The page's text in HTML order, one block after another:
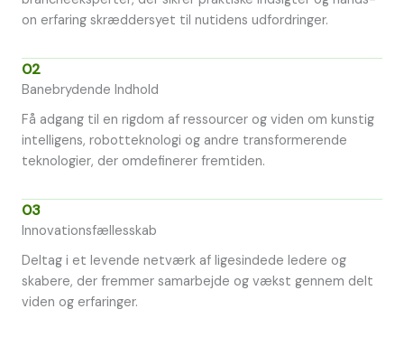
on erfaring skræddersyet til nutidens udfordringer.
02
Banebrydende Indhold
Få adgang til en rigdom af ressourcer og viden om kunstig
intelligens, robotteknologi og andre transformerende
teknologier, der omdefinerer fremtiden.
03
Innovationsfællesskab
Deltag i et levende netværk af ligesindede ledere og
skabere, der fremmer samarbejde og vækst gennem delt
viden og erfaringer.